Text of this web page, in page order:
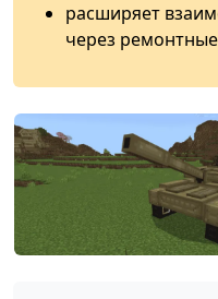
расширяет
через